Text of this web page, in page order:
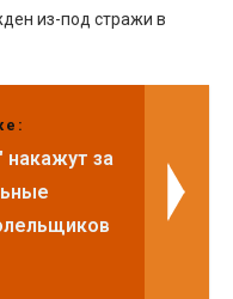
из-под стражи в
накажут за